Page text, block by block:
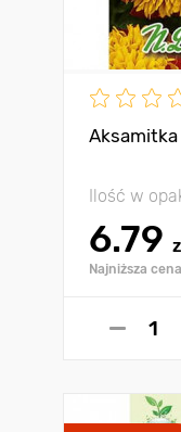
Ilość w
6.79
Najniższa